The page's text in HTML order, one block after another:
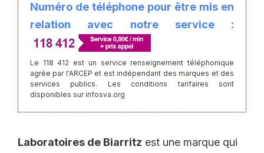
Numéro de téléphone pour être mis en
relation avec notre service :
Le 118 412 est un service renseignement téléphonique
agrée par l'ARCEP et est indépendant des marques et des
services publics. Les conditions tarifaires sont
disponibles sur infosva.org
Laboratoires de Biarritz est une marque qui